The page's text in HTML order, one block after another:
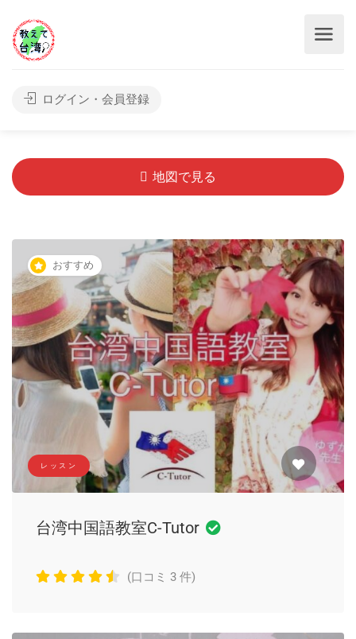
ログイン・会員登録
地図で見る
おすすめ
レッスン
台湾中国語教室C-Tutor
(口コミ 3 件)